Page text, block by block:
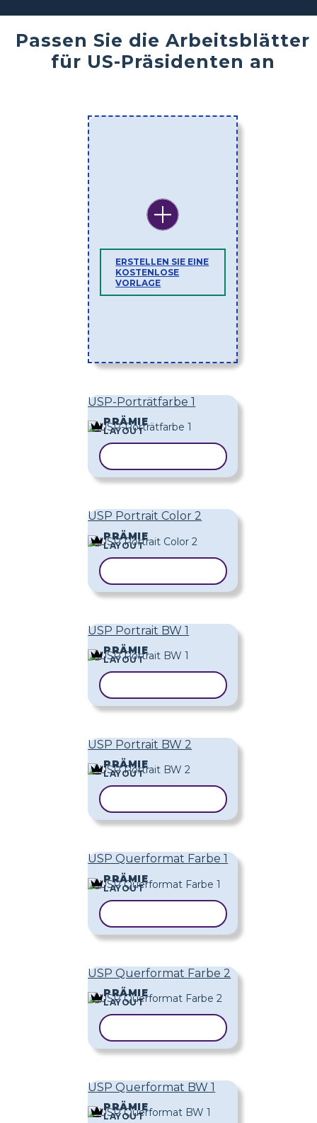
Passen Sie die Arbeitsblätter
für US-Präsidenten an
ERSTELLEN SIE EINE
KOSTENLOSE
VORLAGE
USP-Porträtfarbe 1
PRÄMIE
LAYOUT
USP Portrait Color 2
PRÄMIE
LAYOUT
USP Portrait BW 1
PRÄMIE
LAYOUT
USP Portrait BW 2
PRÄMIE
LAYOUT
USP Querformat Farbe 1
PRÄMIE
LAYOUT
USP Querformat Farbe 2
PRÄMIE
LAYOUT
USP Querformat BW 1
PRÄMIE
LAYOUT